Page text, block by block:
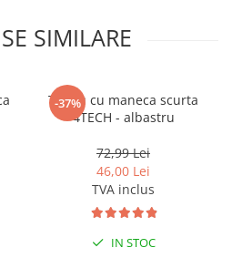
SIMILARE
-37%
Tricou cu maneca scurta
4TECH - albastru
72,99 Lei
46,00 Lei
TVA inclus
IN STOC